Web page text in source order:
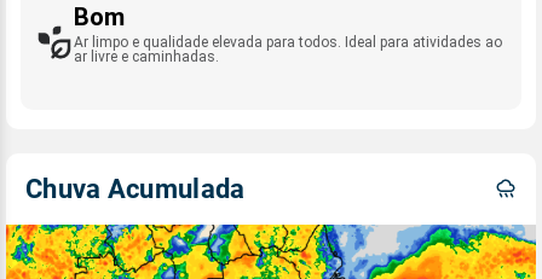
Bom
Ar limpo e qualidade elevada para todos. Ideal para atividades ao
ar livre e caminhadas.
Chuva Acumulada